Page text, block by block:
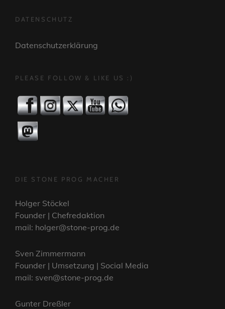
DATENSCHUTZ
Datenschutzerklärung
PLEASE FOLLOW & LIKE US :)
DIE STONE PROG MACHER
Holger Stöckel
Founder | Chefredaktion
mail: holger@stone-prog.de
Sven Zimmermann
Founder | Umsetzung | Social Media
mail: sven@stone-prog.de
Gunter Dreßler